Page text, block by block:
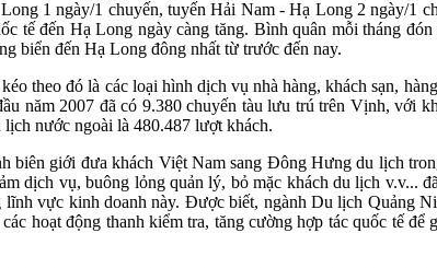
1 ngày/1 chuyến, tuyến Hải Nam - Hạ Long 2 ngày/1
tế đến Hạ Long ngày càng tăng. Bình quân mỗi tháng
biển đến Hạ Long đông nhất từ trước đến nay.
theo đó là các loại hình dịch vụ nhà hàng, khách sạn,
năm 2007 đã có 9.380 chuyến tàu lưu trú trên Vịnh, với
nước ngoài là 480.487 lượt khách.
biên giới đưa khách Việt Nam sang Đông Hưng du lịch
dịch vụ, buông lỏng quản lý, bỏ mặc khách du lịch v.v...
vực kinh doanh này. Được biết, ngành Du lịch Quảng
hoạt động thanh kiểm tra, tăng cường hợp tác quốc tế